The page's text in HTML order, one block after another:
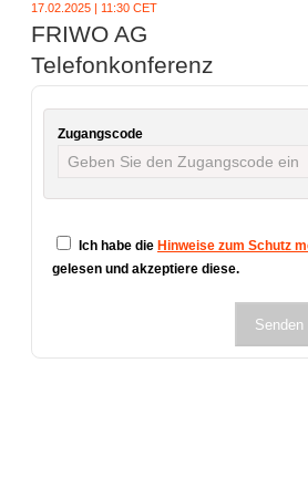
17.02.2025 | 11:30 CET
FRIWO AG
Telefonkonferenz
Zugangscode
Ich habe die Hinweise zum Schutz
gelesen und akzeptiere diese.